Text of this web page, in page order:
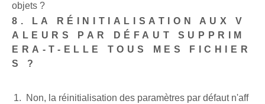
objets ?
8. LA RÉINITIALISATION AUX V
ALEURS PAR DÉFAUT SUPPRIM
ERA-T-ELLE TOUS MES FICHIER
S ?
Non, la réinitialisation des paramètres par défaut n'aff